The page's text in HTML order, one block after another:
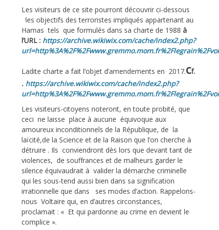
Les visiteurs de ce site pourront découvrir ci-dessous
les objectifs des terroristes impliqués appartenant au
Hamas tels que formulés dans sa charte de 1988 à
l’URL : https://archive.wikiwix.com/cache/index2.php?
Ladite charte a fait l’objet d’amendements en 2017.cf.
. https://archive.wikiwix.com/cache/index2.php?
Les visiteurs-citoyens noteront, en toute probité, que
ceci ne laisse place à aucune équivoque aux
amoureux inconditionnels de la République, de la
laïcité,de la Science et de la Raison que l’on cherche à
détruire . Ils conviendront dès lors que devant tant de
violences, de souffrances et de malheurs garder le
silence équivaudrait à valider la démarche criminelle
qui les sous-tend aussi bien dans sa signification
irrationnelle que dans ses modes d’action. Rappelons-
nous Voltaire qui, en d’autres circonstances,
proclamait : « Et qui pardonne au crime en devient le
complice ».